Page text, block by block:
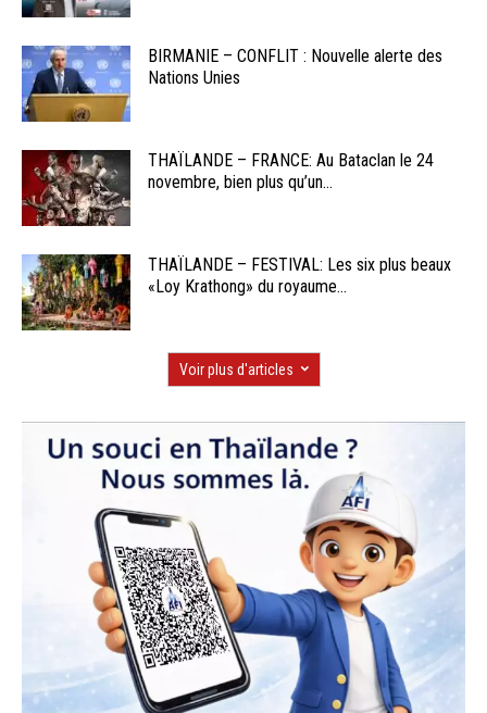
BIRMANIE – CONFLIT : Nouvelle alerte des
Nations Unies
THAÏLANDE – FRANCE: Au Bataclan le 24
novembre, bien plus qu’un...
THAÏLANDE – FESTIVAL: Les six plus beaux
«Loy Krathong» du royaume...
Voir plus d'articles